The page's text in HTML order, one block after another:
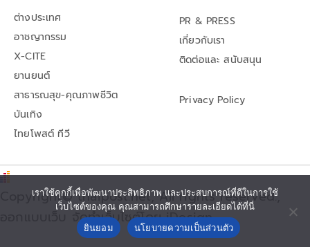
ต่างประเทศ
อาชญากรรม
X-CITE
ยานยนต์
สาธารณสุข-คุณภาพชีวิต
บันเทิง
ไทยโพสต์ ทีวี
PR & PRESS
เกี่ยวกับเรา
ติดต่อและ สนับสนุน
Privacy Policy
Copyright© thaipost.net, All rights reserved.,
ออกแบบเว็บ จัดทำเว็บไซต์โดย iDesign
เราใช้คุกกี้เพื่อพัฒนาประสิทธิภาพ และประสบการณ์ที่ดีในการใช้
เว็บไซต์ของคุณ คุณสามารถศึกษารายละเอียดได้ที่นี่
ยินยอม
นโยบายความเป็นส่วนตัว